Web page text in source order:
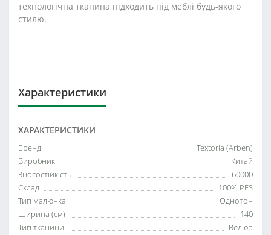
технологічна тканина підходить під меблі будь-якого
стилю.
Характеристики
ХАРАКТЕРИСТИКИ
Бренд
Textoria (Arben)
Виробник
Китай
Зносостійкість
60000
Склад
100% PES
Тип малюнка
Однотон
Ширина (см)
140
Тип тканини
Велюр